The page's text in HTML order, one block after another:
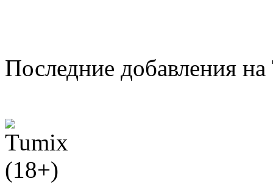
Последние добавления